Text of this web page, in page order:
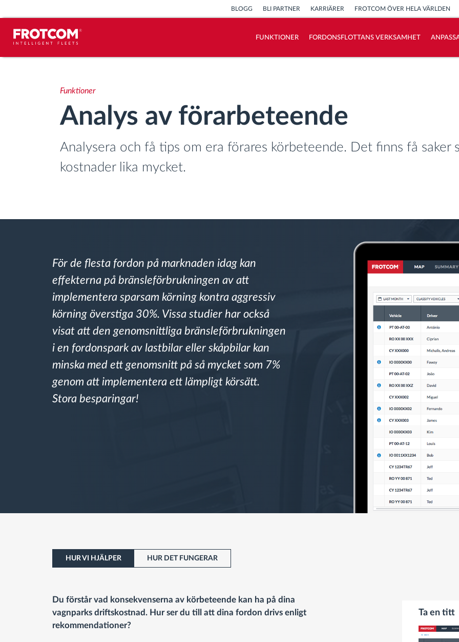
BLOGG BLI PARTNER KARRIÄRER FROTCOM ÖVER HELA VÄRLDEN
FUNKTIONER FORDONSFLOTTANS VERKSAMHET
Körbeteende analys
Körtidsövervakning
Workforce management
Bränslehantering
Ruttplanering och övervakning
Automatisk förare identifiering
Upptäck alla funktioner
Funktioner
Analys av förarbeteende
Analysera och få tips om era förares körbeteende. Det finns få saker
kostnader lika mycket.
För de flesta fordon på marknaden idag kan
effekterna på bränsleförbrukningen av att
implementera sparsam körning kontra aggressiv
körning överstiga 30%. Vissa studier har också
visat att den genomsnittliga bränsleförbrukningen
i en fordonspark av lastbilar eller skåpbilar kan
minska med ett genomsnitt på så mycket som 7%
genom att implementera ett lämpligt körsätt.
Stora besparingar!
HUR VI HJÄLPER HUR DET FUNGERAR
Du förstår vad konsekvenserna av körbeteende kan ha på dina
vagnparks driftskostnad. Hur ser du till att dina fordon drivs enligt
rekommendationer?
Ta en titt